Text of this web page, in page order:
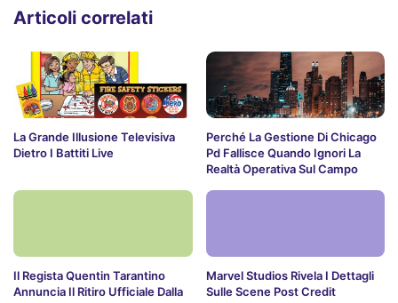
Articoli correlati
La Grande Illusione Televisiva
Dietro I Battiti Live
Perché La Gestione Di Chicago
Pd Fallisce Quando Ignori La
Realtà Operativa Sul Campo
Il Regista Quentin Tarantino
Annuncia Il Ritiro Ufficiale Dalla
Marvel Studios Rivela I Dettagli
Sulle Scene Post Credit